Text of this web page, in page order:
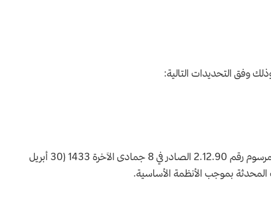
وذلك وفق التحديدات التالية:
إحدى الشهادات أو الدبلومات المحددة قائمتها طبقا للمرسوم رقم 2.12.90 الصادر في 8 جمادى الآخرة 1433 (30 أبريل